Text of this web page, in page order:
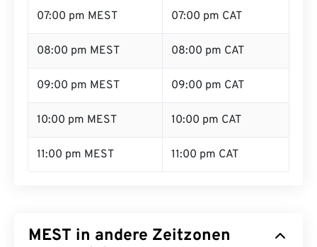
07:00 pm MEST 07:00 pm CAT
08:00 pm MEST 08:00 pm CAT
09:00 pm MEST 09:00 pm CAT
10:00 pm MEST 10:00 pm CAT
11:00 pm MEST 11:00 pm CAT
MEST in andere Zeitzonen